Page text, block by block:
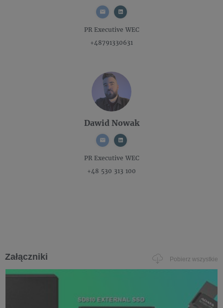
PR Executive WEC
+48791330631
Dawid Nowak
PR Executive WEC
+48 530 313 100
Załączniki Pobierz wszystkie